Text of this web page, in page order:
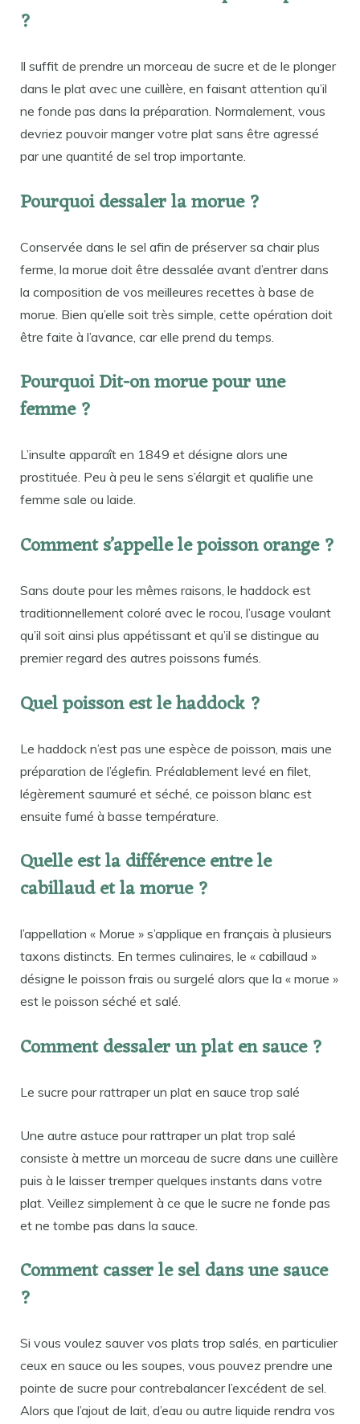
?
Il suffit de prendre un morceau de sucre et de le plonger
dans le plat avec une cuillère, en faisant attention qu’il
ne fonde pas dans la préparation. Normalement, vous
devriez pouvoir manger votre plat sans être agressé
par une quantité de sel trop importante.
Pourquoi dessaler la morue ?
Conservée dans le sel afin de préserver sa chair plus
ferme, la morue doit être dessalée avant d’entrer dans
la composition de vos meilleures recettes à base de
morue. Bien qu’elle soit très simple, cette opération doit
être faite à l’avance, car elle prend du temps.
Pourquoi Dit-on morue pour une
femme ?
L’insulte apparaît en 1849 et désigne alors une
prostituée. Peu à peu le sens s’élargit et qualifie une
femme sale ou laide.
Comment s’appelle le poisson orange ?
Sans doute pour les mêmes raisons, le haddock est
traditionnellement coloré avec le rocou, l’usage voulant
qu’il soit ainsi plus appétissant et qu’il se distingue au
premier regard des autres poissons fumés.
Quel poisson est le haddock ?
Le haddock n’est pas une espèce de poisson, mais une
préparation de l’églefin. Préalablement levé en filet,
légèrement saumuré et séché, ce poisson blanc est
ensuite fumé à basse température.
Quelle est la différence entre le
cabillaud et la morue ?
l’appellation « Morue » s’applique en français à plusieurs
taxons distincts. En termes culinaires, le « cabillaud »
désigne le poisson frais ou surgelé alors que la « morue »
est le poisson séché et salé.
Comment dessaler un plat en sauce ?
Le sucre pour rattraper un plat en sauce trop salé
Une autre astuce pour rattraper un plat trop salé
consiste à mettre un morceau de sucre dans une cuillère
puis à le laisser tremper quelques instants dans votre
plat. Veillez simplement à ce que le sucre ne fonde pas
et ne tombe pas dans la sauce.
Comment casser le sel dans une sauce
?
Si vous voulez sauver vos plats trop salés, en particulier
ceux en sauce ou les soupes, vous pouvez prendre une
pointe de sucre pour contrebalancer l’excédent de sel.
Alors que l’ajout de lait, d’eau ou autre liquide rendra vos